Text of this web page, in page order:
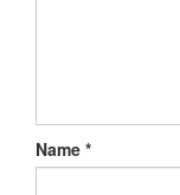
Name *